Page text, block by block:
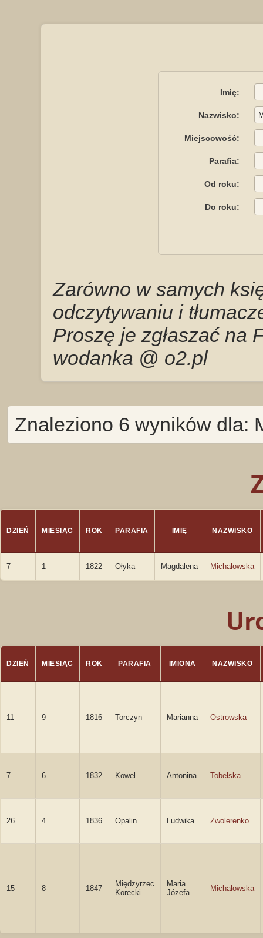
Imię:
Nazwisko:
Miejscowość:
Parafia:
Od roku:
Do roku:
Zarówno w samych
odczytywaniu i
Proszę je zgłaszać na
wodanka @ o2.pl
Znaleziono 6 wyników dla:
DZIEŃ MIESIĄC ROK PARAFIA IMIĘ NAZWISKO
7 1 1822 Ołyka Magdalena Michalowska
DZIEŃ MIESIĄC ROK PARAFIA IMIONA NAZWISKO
11 9 1816 Torczyn Marianna Ostrowska
7 6 1832 Kowel Antonina Tobelska
26 4 1836 Opalin Ludwika Zwolerenko
15 8 1847
Międzyrzec
Korecki
Maria
Józefa
Michalowska